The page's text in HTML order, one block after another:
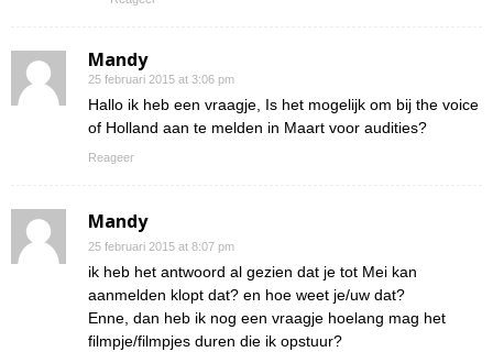
Mandy
25 februari 2015 at 3:06 pm
Hallo ik heb een vraagje, Is het mogelijk om bij the voice
of Holland aan te melden in Maart voor audities?
Reageer
Mandy
25 februari 2015 at 8:07 pm
ik heb het antwoord al gezien dat je tot Mei kan
aanmelden klopt dat? en hoe weet je/uw dat?
Enne, dan heb ik nog een vraagje hoelang mag het
filmpje/filmpjes duren die ik opstuur?